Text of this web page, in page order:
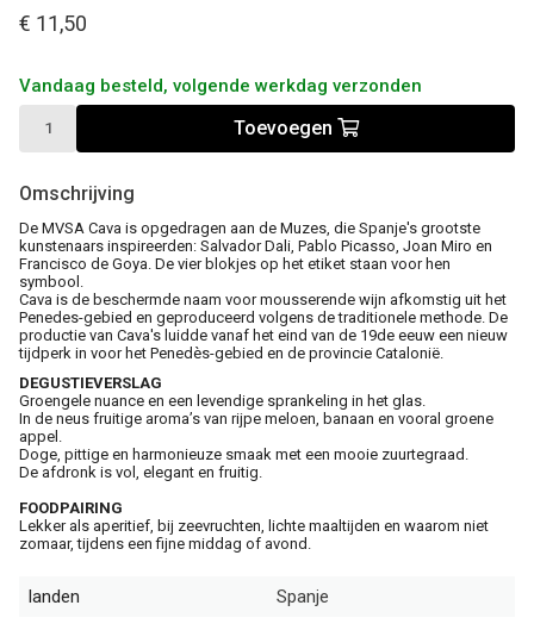
€ 11,50
Vandaag besteld, volgende werkdag verzonden
Toevoegen
Omschrijving
De MVSA Cava is opgedragen aan de Muzes, die Spanje's grootste
kunstenaars inspireerden: Salvador Dali, Pablo Picasso, Joan Miro en
Francisco de Goya. De vier blokjes op het etiket staan voor hen
symbool.
Cava is de beschermde naam voor mousserende wijn afkomstig uit het
Penedes-gebied en geproduceerd volgens de traditionele methode. De
productie van Cava's luidde vanaf het eind van de 19de eeuw een nieuw
tijdperk in voor het Penedès-gebied en de provincie Catalonië.
DEGUSTIEVERSLAG
Groengele nuance en een levendige sprankeling in het glas.
In de neus fruitige aroma’s van rijpe meloen, banaan en vooral groene
appel.
Doge, pittige en harmonieuze smaak met een mooie zuurtegraad.
De afdronk is vol, elegant en fruitig.
FOODPAIRING
Lekker als aperitief, bij zeevruchten, lichte maaltijden en waarom niet
zomaar, tijdens een fijne middag of avond.
landen
Spanje